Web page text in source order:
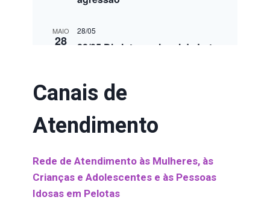
Canais de
Atendimento
Rede de Atendimento às Mulheres, às
Crianças e Adolescentes e às Pessoas
Idosas em Pelotas